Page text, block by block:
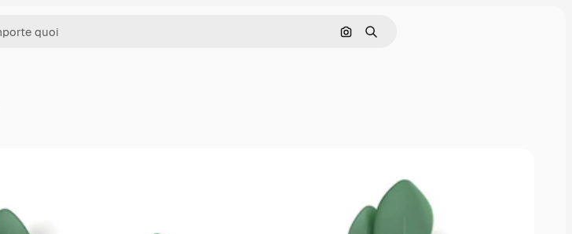
Rechercher par image
Rechercher